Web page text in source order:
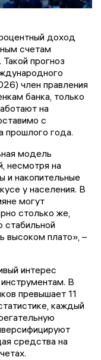
доход
счетам
прогноз
член правления
банка, только
на
с
прошлого года.
модель
несмотря на
и накопительные
у населения. В
могут
столько же,
стабильной
высоком плато», –
интерес
В
превышает 11
каждый
средства на